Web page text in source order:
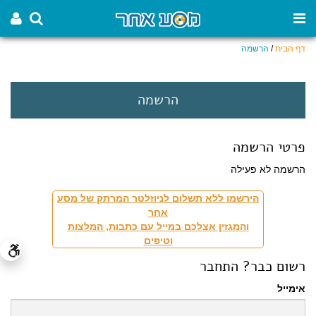
דף הבית/ הרשמה
הרשמה
פרטי הרשמה
הרשמה לא פעילה
הירשמו ללא תשלום לניוזלטר המרתק של מסע
אחר
והמגזין אצלכם במייל עם כתבות, המלצות
וטיפים
רשום כבר? התחבר
אימייל